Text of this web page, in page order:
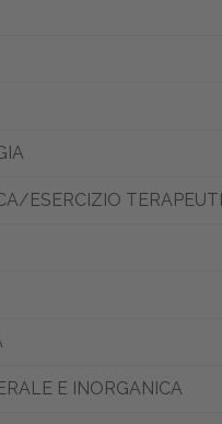
ESERCIZIO
E INORGANICA